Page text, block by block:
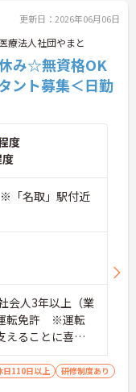
更新日：2026年06月06日
療法人社団やまと
休み☆無資格OK
ント募集＜日勤
度
「名取」駅付近
会人3年以上（業
転免許 ※運転
ることに喜び
の無い方 可
日110日以上
研修制度あり